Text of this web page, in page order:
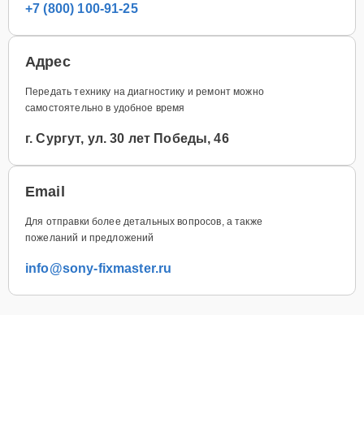
+7 (800) 100-91-25
Адрес
Передать технику на диагностику и ремонт можно
самостоятельно в удобное время
г. Сургут, ул. 30 лет Победы, 46
Email
Для отправки более детальных вопросов, а также
пожеланий и предложений
info@sony-fixmaster.ru